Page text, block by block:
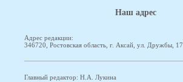
Наш адрес
Адрес редакции:
346720, Ростовская область, г. Аксай, ул. Дружбы, 17
Главный редактор: Н.А. Лукина